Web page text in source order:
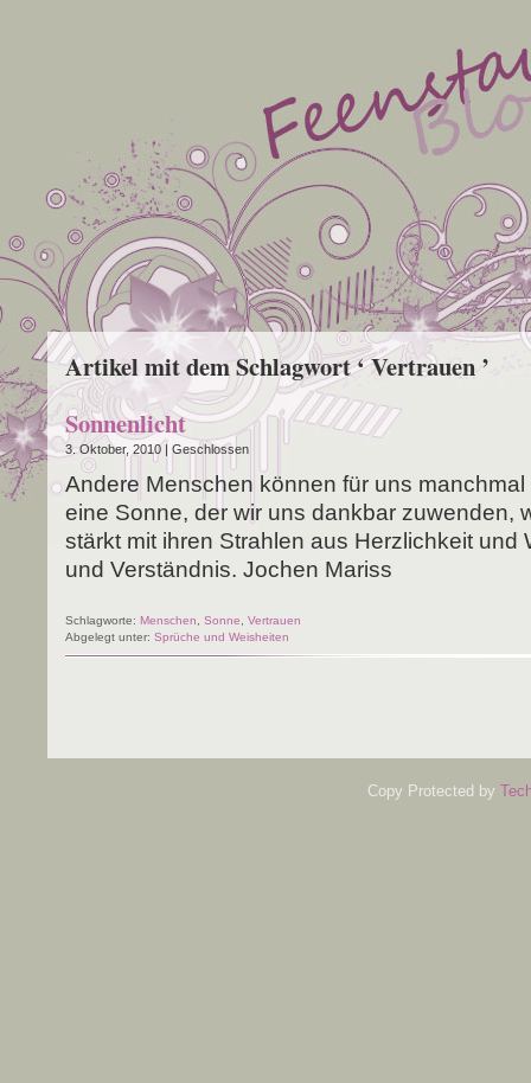
Artikel mit dem Schlagwort ‘ Vertrauen ’
Sonnenlicht
3. Oktober, 2010 | Geschlossen
Ande­re Men­schen kön­nen für uns
eine Son­ne, der wir uns dank­bar zuwen­den,
stärkt mit ihren Strah­len aus Herz­lich­keit und
und Ver­ständ­nis. Jochen Mariss
Schlagworte: Menschen Sonne
Vertrauen
Abgelegt unter: Sprüche und Weisheiten
Copy Protected by